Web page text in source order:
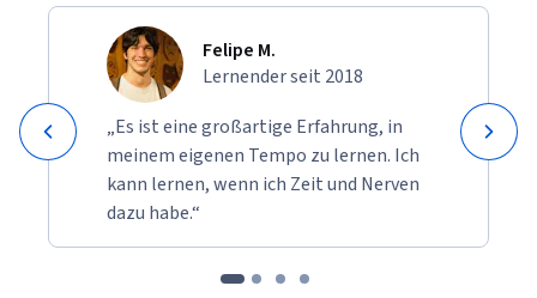
Felipe M.
Lernender seit 2018
„Es ist eine großartige Erfahrung, in
meinem eigenen Tempo zu lernen. Ich
kann lernen, wenn ich Zeit und Nerven
dazu habe.“